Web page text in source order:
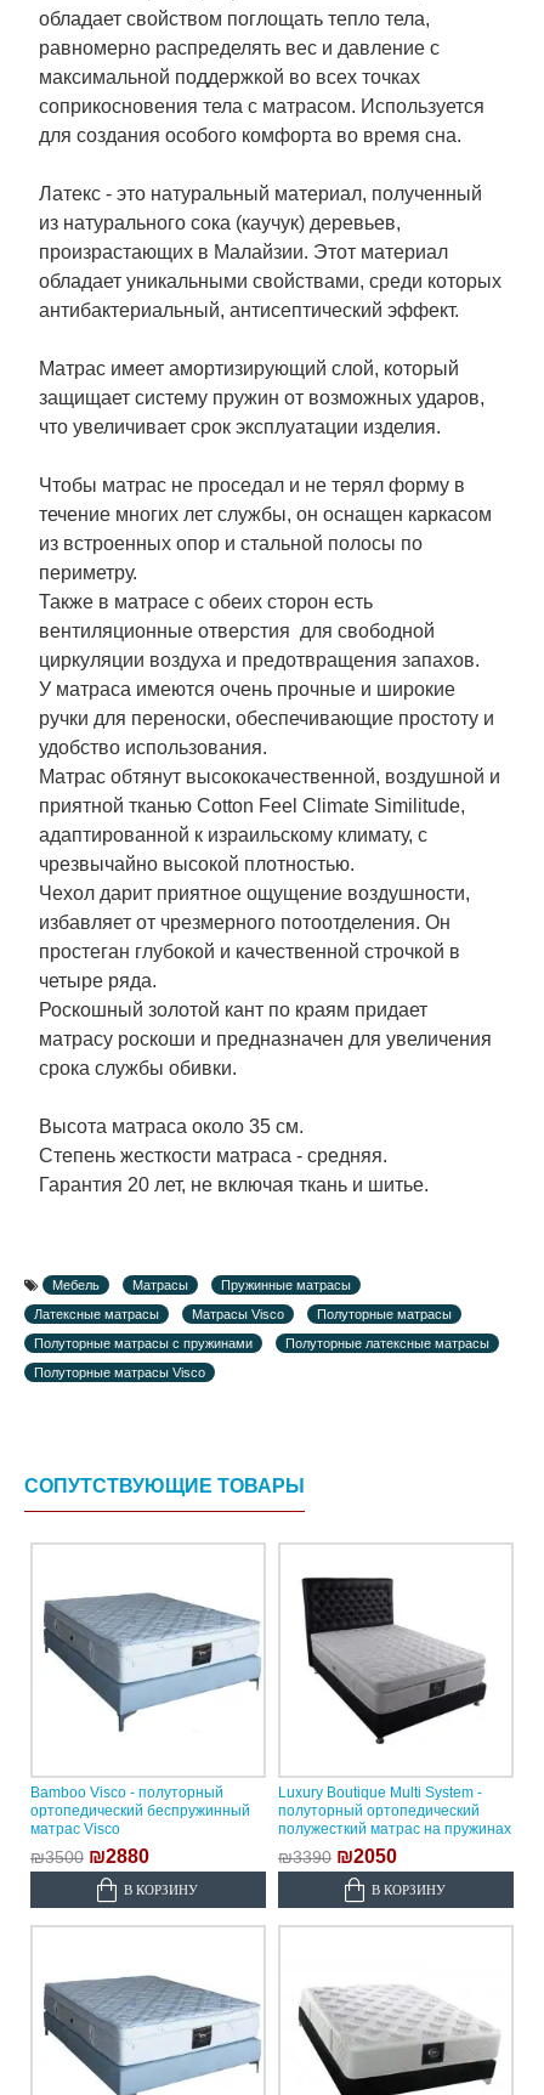
обладает свойством поглощать тепло тела,
равномерно распределять вес и давление с
максимальной поддержкой во всех точках
соприкосновения тела с матрасом. Используется
для создания особого комфорта во время сна.
Латекс - это натуральный материал, полученный
из натурального сока (каучук) деревьев,
произрастающих в Малайзии. Этот материал
обладает уникальными свойствами, среди которых
антибактериальный, антисептический эффект.
Матрас имеет амортизирующий слой, который
защищает систему пружин от возможных ударов,
что увеличивает срок эксплуатации изделия.
Чтобы матрас не проседал и не терял форму в
течение многих лет службы, он оснащен каркасом
из встроенных опор и стальной полосы по
периметру.
Также в матрасе с обеих сторон есть
вентиляционные отверстия для свободной
циркуляции воздуха и предотвращения запахов.
У матраса имеются очень прочные и широкие
ручки для переноски, обеспечивающие простоту и
удобство использования.
Матрас обтянут высококачественной, воздушной и
приятной тканью Cotton Feel Climate Similitude,
адаптированной к израильскому климату, с
чрезвычайно высокой плотностью.
Чехол дарит приятное ощущение воздушности,
избавляет от чрезмерного потоотделения. Он
простеган глубокой и качественной строчкой в ​​
четыре ряда.
Роскошный золотой кант по краям придает
матрасу роскоши и предназначен для увеличения
срока службы обивки.
Высота матраса около 35 см.
Степень жесткости матраса - средняя.
Гарантия 20 лет, не включая ткань и шитье.
Мебель Матрасы
Пружинные матрасы
Латексные матрасы
Матрасы Visco
Полуторные матрасы
Полуторные матрасы с пружинами
Полуторные латексные матрасы
Полуторные матрасы Visco
СОПУТСТВУЮЩИЕ ТОВАРЫ
Bamboo Visco - полуторный
ортопедический беспружинный
матрас Visco
₪3500 ₪2880
В КОРЗИНУ
Luxury Boutique Multi System -
полуторный ортопедический
полужесткий матрас на пружинах
₪3390 ₪2050
В КОРЗИНУ